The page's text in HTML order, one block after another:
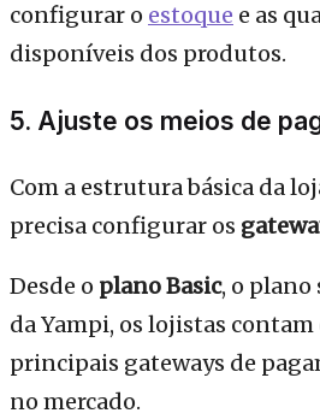
configurar o estoque e as
disponíveis dos produtos.
5. Ajuste os meios de
Com a estrutura básica da
precisa configurar os
Desde o plano Basic, o plano
da Yampi, os lojistas contam
principais gateways de
no mercado.